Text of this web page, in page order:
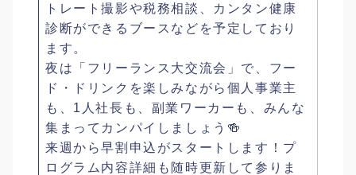
トレート撮影や税務相談、カンタン健康
診断ができるブースなどを予定しており
ます。
夜は「フリーランス大交流会」で、フー
ド・ドリンクを楽しみながら個人事業主
も、1人社長も、副業ワーカーも、みんな
集まってカンパイしましょう🍻
来週から早割申込がスタートします！プ
ログラム内容詳細も随時更新して参りま